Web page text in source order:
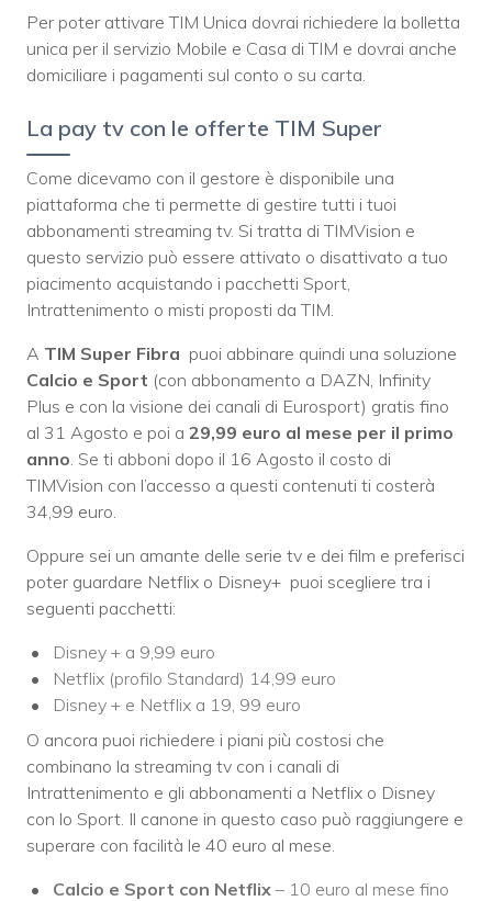
Per poter attivare TIM Unica dovrai richiedere la bolletta
unica per il servizio Mobile e Casa di TIM e dovrai anche
domiciliare i pagamenti sul conto o su carta.
La pay tv con le offerte TIM Super
Come dicevamo con il gestore è disponibile una
piattaforma che ti permette di gestire tutti i tuoi
abbonamenti streaming tv. Si tratta di TIMVision e
questo servizio può essere attivato o disattivato a tuo
piacimento acquistando i pacchetti Sport,
Intrattenimento o misti proposti da TIM.
A TIM Super Fibra puoi abbinare quindi una soluzione
Calcio e Sport (con abbonamento a DAZN, Infinity
Plus e con la visione dei canali di Eurosport) gratis fino
al 31 Agosto e poi a 29,99 euro al mese per il primo
anno . Se ti abboni dopo il 16 Agosto il costo di
TIMVision con l’accesso a questi contenuti ti costerà
34,99 euro.
Oppure sei un amante delle serie tv e dei film e preferisci
poter guardare Netflix o Disney+ puoi scegliere tra i
seguenti pacchetti:
Disney + a 9,99 euro
Netflix (profilo Standard) 14,99 euro
Disney + e Netflix a 19, 99 euro
O ancora puoi richiedere i piani più costosi che
combinano la streaming tv con i canali di
Intrattenimento e gli abbonamenti a Netflix o Disney
con lo Sport. Il canone in questo caso può raggiungere e
superare con facilità le 40 euro al mese.
Calcio e Sport con Netflix – 10 euro al mese fino